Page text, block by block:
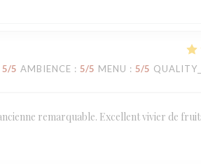
5/5 AMBIENCE : 5/5 MENU : 5/5
remarquable. Excellent vivier de